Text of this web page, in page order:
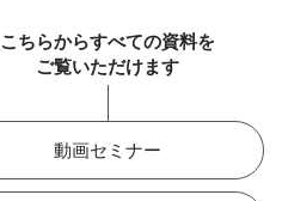
こちらからすべての資料を
ご覧いただけます
動画セミナー